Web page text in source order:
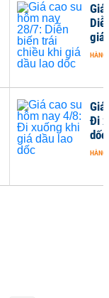
Đi
dốc
HÀNG
giá
HÀNG